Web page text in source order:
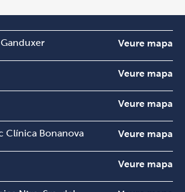
Veure mapa
Veure mapa
Veure mapa
Clínica Bonanova Veure mapa
Veure mapa